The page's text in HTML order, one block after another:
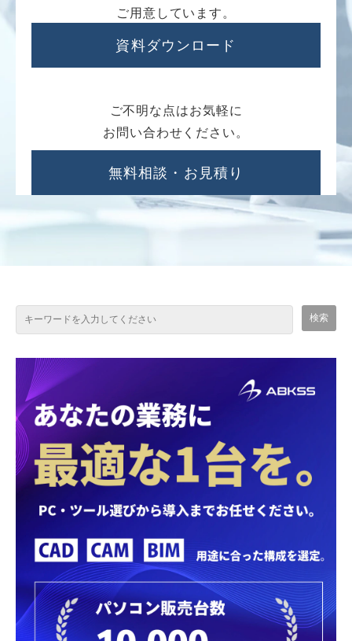
ご用意しています。
資料ダウンロード
ご不明な点はお気軽に
お問い合わせください。
無料相談・お見積り